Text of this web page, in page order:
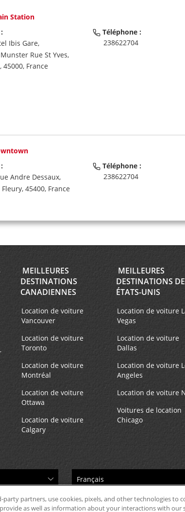
Station
Ibis Gare,
Rue St Yves,
45000, France
Téléphone :
238622704
Andre Dessaux,
45400, France
Téléphone :
238622704
MEILLEURES
DESTINATIONS
CANADIENNES
Location de voiture
Vancouver
Location de voiture
Toronto
Location de voiture
Montréal
Location de voiture
Ottawa
Location de voiture
Calgary
MEILLEURES
DESTINATIONS
ÉTATS-UNIS
Location de voiture
Vegas
Location de voiture
Dallas
Location de voiture
Angeles
Location de voiture
Voitures de location
Chicago
party partners, use cookies, pixels, and other technologies to
as well as information about your interactions with our